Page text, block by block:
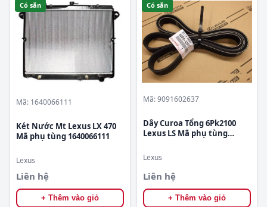
Có sẵn
Mã: 1640066111
Két Nước Mt Lexus LX 470
Mã phụ tùng 1640066111
Lexus
Liên hệ
+ Thêm vào giỏ
Có sẵn
Mã: 9091602637
Dây Curoa Tổng 6Pk2100
Lexus LS Mã phụ tùng
Lexus
Liên hệ
+ Thêm vào giỏ